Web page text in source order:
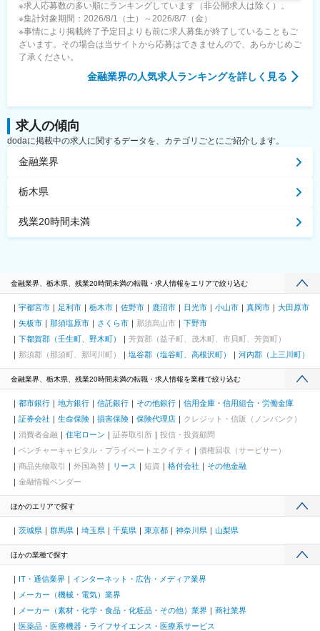
※求人応募数の多い順にランキングしています（非公開求人は除く）。
※集計対象期間：2026/8/1（土）～2026/8/7（金）
※事情により掲載終了予定日よりも前に求人募集が終了していることもご
ざいます。その場合は当サイトから応募はできませんので、あらかじめご
了承ください。
金融業界の人気求人ランキングを詳しく見る
求人の傾向
dodaに掲載中の求人に関するデータを、カテゴリごとにご紹介します。
金融業界
栃木県
残業20時間未満
金融業界、栃木県、残業20時間未満の転職・求人情報をエリアで絞り込む
宇都宮市 足利市 栃木市 佐野市 鹿沼市 日光市 小山市 真岡市
大田原市
矢板市
那須塩原市 さくら市 那須烏山市
下野市
下都賀郡（壬生町、野木町）
芳賀郡（益子町、茂木町、市貝町、芳賀町）
那須郡（那須町、那珂川町）
塩谷郡（塩谷町、高根沢町） 河内郡（上三川町）
金融業界、栃木県、残業20時間未満の転職・求人情報を業種で絞り込む
都市銀行 地方銀行 信託銀行 その他銀行
信用金庫・信用組合・労働金庫
証券会社
生命保険 損害保険 保険代理店
クレジット・信販（ノンバンク）
消費者金融
住宅ローン 証券取引所
投信・投資顧問
ベンチャーキャピタル・プライベートエクイティ
債権回収（サービサー）
商品先物取引
外国為替 リース 短資 格付会社
その他金融
金融情報ベンダー
ほかのエリアで探す
茨城県 群馬県 埼玉県 千葉県 東京都 神奈川県 山梨県
ほかの業種で探す
IT・通信業界
インターネット・広告・メディア業界
メーカー（機械・電気）業界
メーカー（素材・化学・食品・化粧品・その他）業界
商社業界
医薬品・医療機器・ライフサイエンス・医療系サービス